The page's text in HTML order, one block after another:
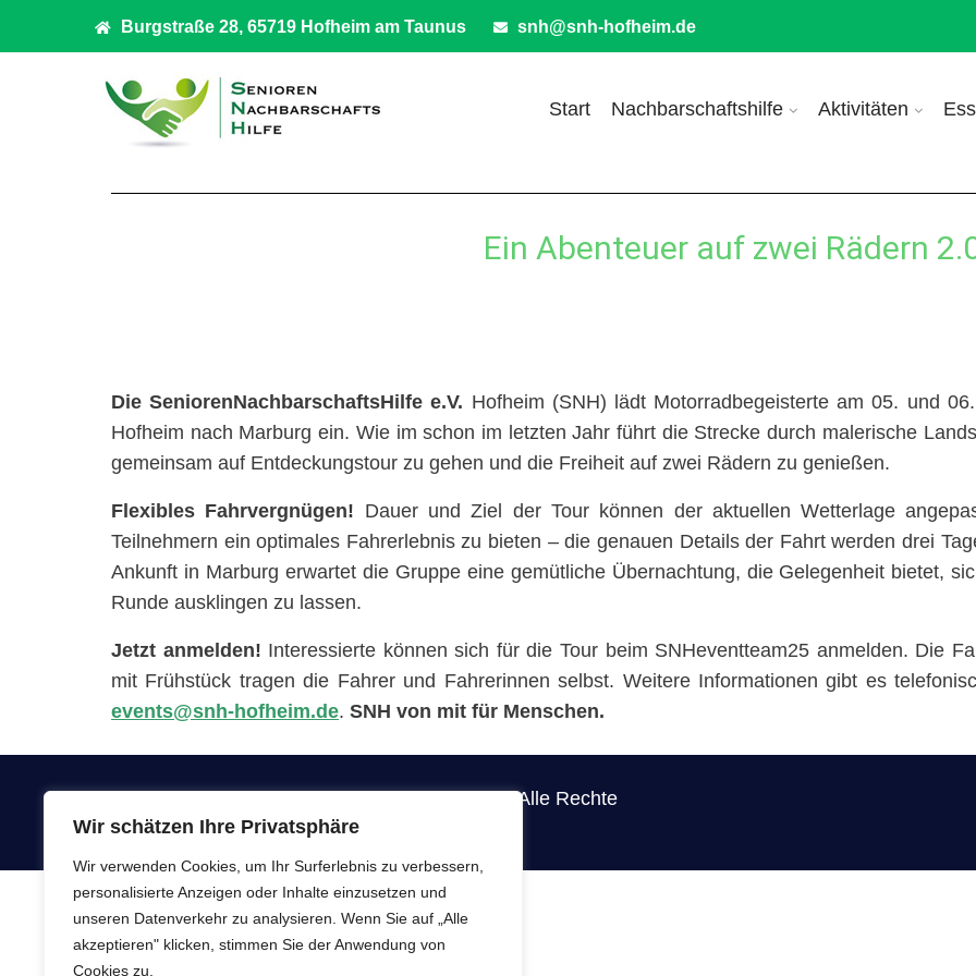
Wir schätzen Ihre Privatsphäre
Wir verwenden Cookies, um Ihr Surferlebnis zu verbessern,
personalisierte Anzeigen oder Inhalte einzusetzen und
unseren Datenverkehr zu analysieren. Wenn Sie auf „Alle
akzeptieren" klicken, stimmen Sie der Anwendung von
Cookies zu.
Burgstraße 28, 65719 Hofheim am Taunus snh@snh-hofheim.de
Start Nachbarschaftshilfe Aktivitäten
Ein Abenteuer auf zwei Rädern
Die SeniorenNachbarschaftsHilfe e.V. Hofheim (SNH) lädt Motorradbegeisterte am 05. und
Hofheim nach Marburg ein. Wie im schon im letzten Jahr führt die Strecke durch malerische
gemeinsam auf Entdeckungstour zu gehen und die Freiheit auf zwei Rädern zu genießen.
Flexibles Fahrvergnügen! Dauer und Ziel der Tour können der aktuellen Wetterlage
Teilnehmern ein optimales Fahrerlebnis zu bieten – die genauen Details der Fahrt werden drei
Ankunft in Marburg erwartet die Gruppe eine gemütliche Übernachtung, die Gelegenheit bietet,
Runde ausklingen zu lassen.
Jetzt anmelden! Interessierte können sich für die Tour beim SNHeventteam25 anmelden. Die
mit Frühstück tragen die Fahrer und Fahrerinnen selbst. Weitere Informationen gibt es
events@snh-hofheim.de. SNH von mit für Menschen.
Copyright © SeniorenNachbarschaftsHilfe e.V. - Alle Rechte
vorbehalten